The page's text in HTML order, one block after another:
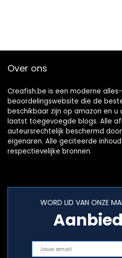
Over ons
Creafish.be is een moderne
beoordelingswebsite die de
beschikbaar zijn op amazon en
laatst toegevoegde blogs. Alle
auteursrechtelijk beschermd
eigenaren. Alle geciteerde
respectievelijke bronnen.
WORD LID VAN ONZE